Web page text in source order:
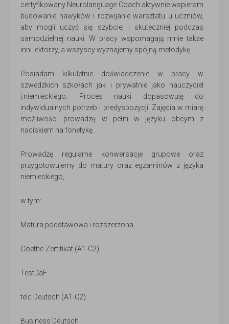
certyfikowany Neurolanguage Coach aktywnie wspieram
budowanie nawyków i rozwijanie warsztatu u uczniów,
aby mogli uczyć się szybciej i skuteczniej podczas
samodzielnej nauki. W pracy wspomagają mnie także
inni lektorzy, a wszyscy wyznajemy spójną metodykę.
Posiadam kilkuletnie doświadczenie w pracy w
szwedzkich szkołach jak i prywatnie jako nauczyciel
j.niemieckiego. Proces nauki dopasowuję do
indywidualnych potrzeb i predyspozycji. Zajęcia w miarę
możliwości prowadzę w pełni w języku obcym z
naciskiem na fonetykę.
Prowadzę regularne konwersacje grupowe oraz
przygotowujemy do matury oraz egzaminów z języka
niemieckiego,
w tym:
Matura podstawowa i rozszerzona
Goethe-Zertifikat (A1-C2)
TestDaF
telc Deutsch (A1-C2)
Business Deutsch